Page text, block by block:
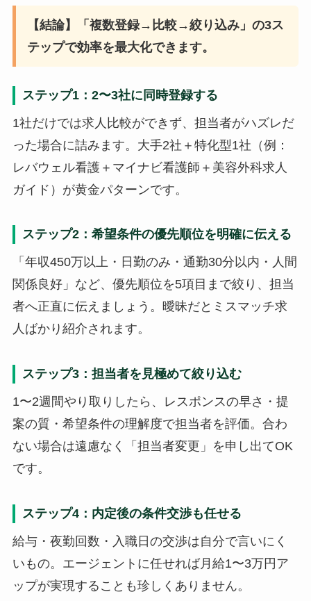
【結論】「複数登録→比較→絞り込み」の3ス
テップで効率を最大化できます。
ステップ1：2〜3社に同時登録する
1社だけでは求人比較ができず、担当者がハズレだ
った場合に詰みます。大手2社＋特化型1社（例：
レバウェル看護＋マイナビ看護師＋美容外科求人
ガイド）が黄金パターンです。
ステップ2：希望条件の優先順位を明確に伝える
「年収450万以上・日勤のみ・通勤30分以内・人間
関係良好」など、優先順位を5項目まで絞り、担当
者へ正直に伝えましょう。曖昧だとミスマッチ求
人ばかり紹介されます。
ステップ3：担当者を見極めて絞り込む
1〜2週間やり取りしたら、レスポンスの早さ・提
案の質・希望条件の理解度で担当者を評価。合わ
ない場合は遠慮なく「担当者変更」を申し出てOK
です。
ステップ4：内定後の条件交渉も任せる
給与・夜勤回数・入職日の交渉は自分で言いにく
いもの。エージェントに任せれば月給1〜3万円ア
ップが実現することも珍しくありません。